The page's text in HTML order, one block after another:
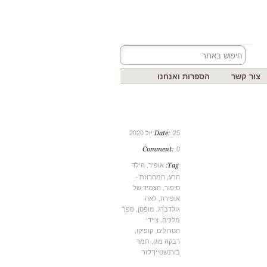
צור קשר הספרות ואנחנו
Date: 25 יול 2020
Comment: 0
Tag: אופיר הילד
הרע המחרוזת -
סיפור הצמיד של
אופירה לאה
גולדברג מופסן ספר
מלכים ציידי
הטרולים קופיקו
רבקה מגן תמר
בורנשטיין־לזר